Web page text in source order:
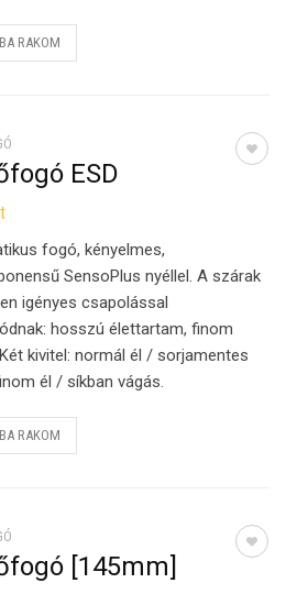
RAKOM
ESD
fogó, kényelmes,
SensoPlus nyéllel. A szárak
igényes csapolással
hosszú élettartam, finom
kivitel: normál él / sorjamentes
él / síkban vágás.
RAKOM
[145mm]